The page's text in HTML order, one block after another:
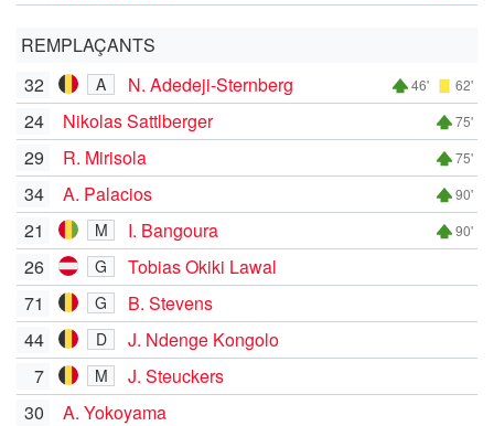
REMPLAÇANTS
32
A N. Adedeji-Sternberg 46' 62'
24 Nikolas Sattlberger 75'
29 R. Mirisola 75'
34 A. Palacios 90'
21 M I. Bangoura 90'
26 G
Tobias Okiki Lawal
71
G
B. Stevens
44
D
J. Ndenge Kongolo
7
M
J. Steuckers
30
A. Yokoyama